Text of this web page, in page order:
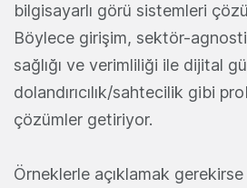
bilgisayarlı görü sistemleri
Böylece girişim, sektör-
sağlığı ve verimliliği ile dijital
dolandırıcılık/sahtecilik gibi
çözümler getiriyor.
Örneklerle açıklamak gerekirse